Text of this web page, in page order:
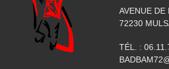
AVENUE DE
72230
TÉL. :